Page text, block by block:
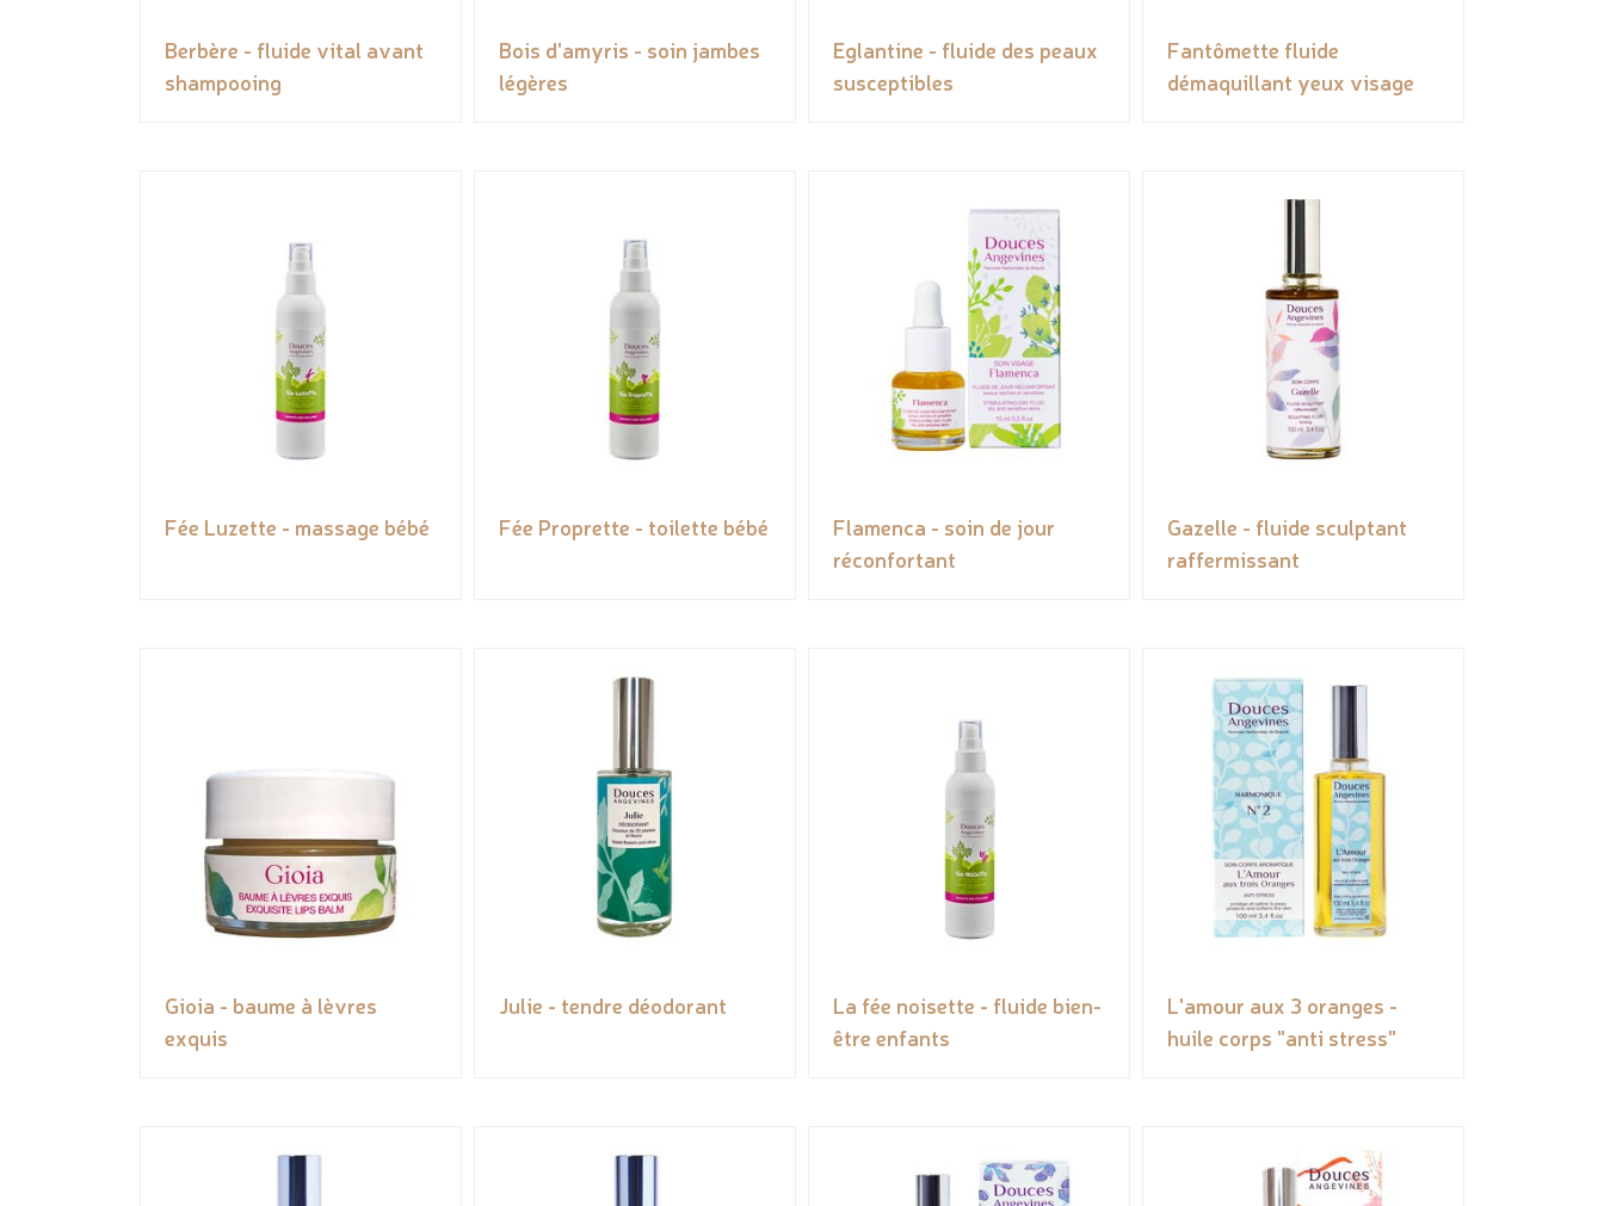
Berbère - fluide vital avant
shampooing
Bois d'amyris - soin jambes
légères
Eglantine - fluide des peaux
susceptibles
Fantômette fluide
démaquillant yeux visage
Fée Luzette - massage bébé Fée Proprette - toilette bébé
Flamenca - soin de jour
réconfortant
Gazelle - fluide sculptant
raffermissant
Gioia - baume à lèvres
exquis
Julie - tendre déodorant
La fée noisette - fluide bien-
être enfants
L'amour aux 3 oranges -
huile corps "anti stress"